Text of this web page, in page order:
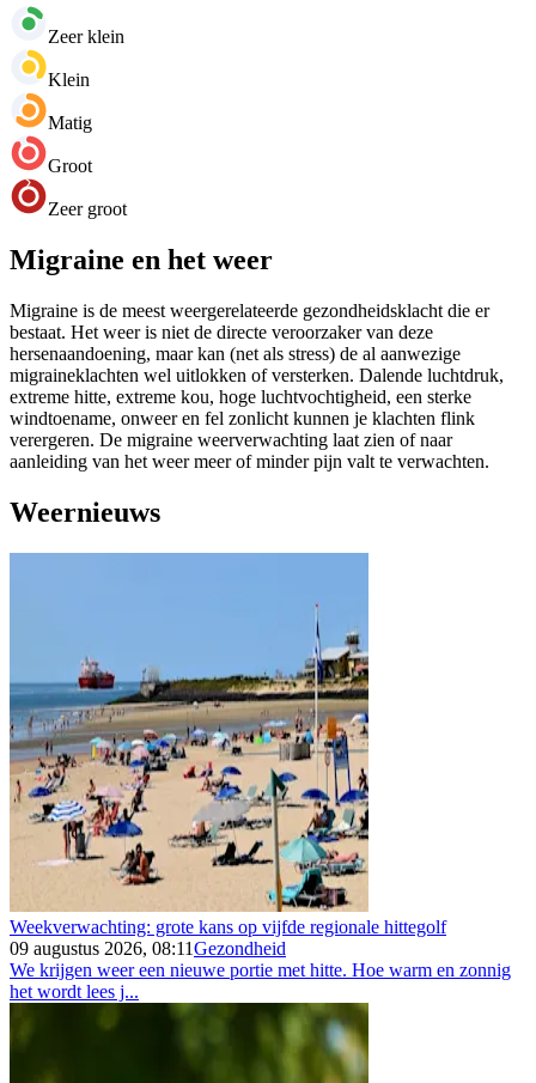
Zeer klein
Klein
Matig
Groot
Zeer groot
Migraine en het weer
Migraine is de meest weergerelateerde gezondheidsklacht die er
bestaat. Het weer is niet de directe veroorzaker van deze
hersenaandoening, maar kan (net als stress) de al aanwezige
migraineklachten wel uitlokken of versterken. Dalende luchtdruk,
extreme hitte, extreme kou, hoge luchtvochtigheid, een sterke
windtoename, onweer en fel zonlicht kunnen je klachten flink
verergeren. De migraine weerverwachting laat zien of naar
aanleiding van het weer meer of minder pijn valt te verwachten.
Weernieuws
Weekverwachting: grote kans op vijfde regionale hittegolf
09 augustus 2026, 08:11Gezondheid
We krijgen weer een nieuwe portie met hitte. Hoe warm en zonnig
het wordt lees j...